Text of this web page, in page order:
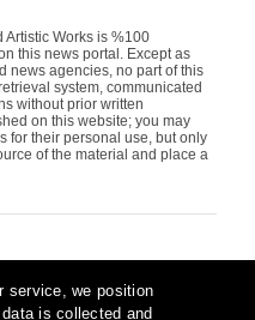
Works is %100
this news portal. Except as
news agencies, no part of this
system, communicated
without prior written
on this website; you may
for their personal use, but only
of the material and place a
service, we position
is collected and